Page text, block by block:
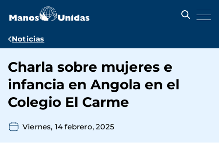
contenido
Ruta
navegación
Noticias
Charla sobre mujeres e
infancia en Angola en el
Colegio El Carme
Viernes, 14 febrero, 2025